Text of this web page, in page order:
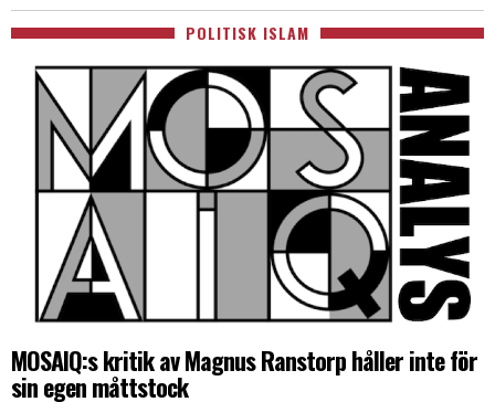
POLITISK ISLAM
MOSAIQ:s kritik av Magnus Ranstorp håller inte för
sin egen måttstock